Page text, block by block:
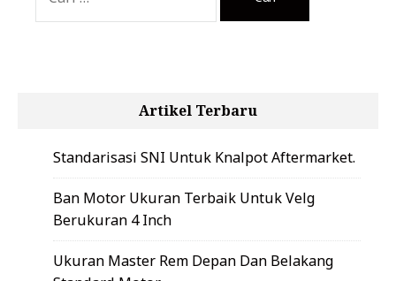
Artikel Terbaru
Standarisasi SNI Untuk Knalpot Aftermarket.
Ban Motor Ukuran Terbaik Untuk Velg
Berukuran 4 Inch
Ukuran Master Rem Depan Dan Belakang